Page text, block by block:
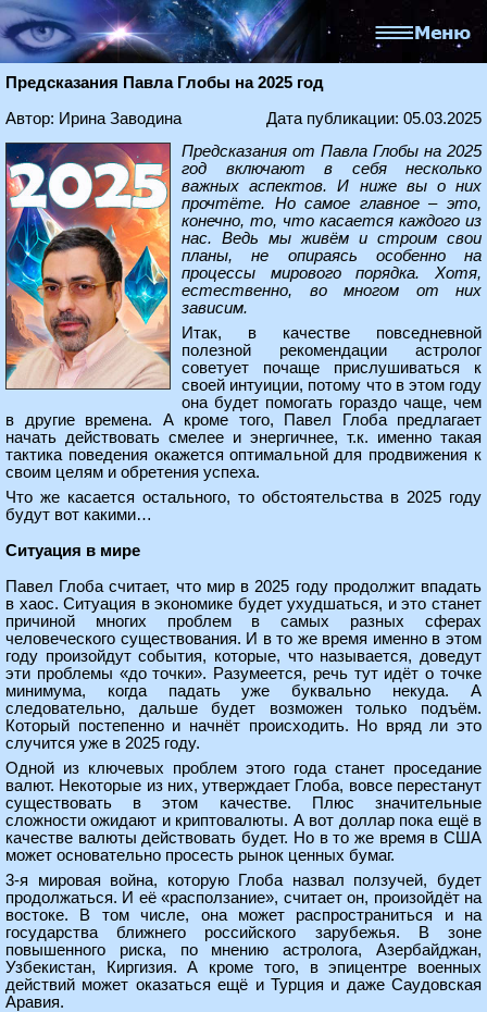
Предсказания Павла Глобы на 2025 год
Автор: Ирина Заводина
Дата публикации: 05.03.2025
Предсказания от Павла Глобы на 2025
год включают в себя несколько
важных аспектов. И ниже вы о них
прочтёте. Но самое главное – это,
конечно, то, что касается каждого из
нас. Ведь мы живём и строим свои
планы, не опираясь особенно на
процессы мирового порядка. Хотя,
естественно, во многом от них
зависим.
Итак, в качестве повседневной
полезной рекомендации астролог
советует почаще прислушиваться к
своей интуиции, потому что в этом году
она будет помогать гораздо чаще, чем
в другие времена. А кроме того, Павел Глоба предлагает
начать действовать смелее и энергичнее, т.к. именно такая
тактика поведения окажется оптимальной для продвижения к
своим целям и обретения успеха.
Что же касается остального, то обстоятельства в 2025 году
будут вот какими…
Ситуация в мире
Павел Глоба считает, что мир в 2025 году продолжит впадать
в хаос. Ситуация в экономике будет ухудшаться, и это станет
причиной многих проблем в самых разных сферах
человеческого существования. И в то же время именно в этом
году произойдут события, которые, что называется, доведут
эти проблемы «до точки». Разумеется, речь тут идёт о точке
минимума, когда падать уже буквально некуда. А
следовательно, дальше будет возможен только подъём.
Который постепенно и начнёт происходить. Но вряд ли это
случится уже в 2025 году.
Одной из ключевых проблем этого года станет проседание
валют. Некоторые из них, утверждает Глоба, вовсе перестанут
существовать в этом качестве. Плюс значительные
сложности ожидают и криптовалюты. А вот доллар пока ещё в
качестве валюты действовать будет. Но в то же время в США
может основательно просесть рынок ценных бумаг.
3-я мировая война, которую Глоба назвал ползучей, будет
продолжаться. И её «расползание», считает он, произойдёт на
востоке. В том числе, она может распространиться и на
государства ближнего российского зарубежья. В зоне
повышенного риска, по мнению астролога, Азербайджан,
Узбекистан, Киргизия. А кроме того, в эпицентре военных
действий может оказаться ещё и Турция и даже Саудовская
Аравия.